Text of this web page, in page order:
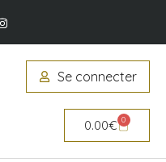
Se connecter
0.00€ 0